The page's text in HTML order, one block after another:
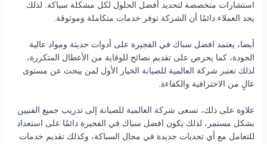
استشارات متخصصة لتحديد أفضل الحلول لكل مشكلة سباكة. لذلك
يجد العملاء دائمًا أن الشركة توفر خدمات متكاملة وموثوقة.
أيضا، يعتمد افضل سباك في الفجيرة على أدوات حديثة ومواد عالية
الجودة، كما يحرص على تقديم نصائح للوقاية من الأعطال المتكررة،
لذلك تعتبر شركة العالمية للصيانة الخيار الأول لمن يبحث عن مستوى
عالٍ من الاحترافية والكفاءة.
علاوة على ذلك، تسعى شركة العالمية للصيانة إلى تدريب جميع الفنيين
بشكل مستمر، لذلك يكون افضل سباك في الفجيرة دائمًا على استعداد
للتعامل مع أي تحديات جديدة في مجال السباكة، وكذلك تقديم خدمات